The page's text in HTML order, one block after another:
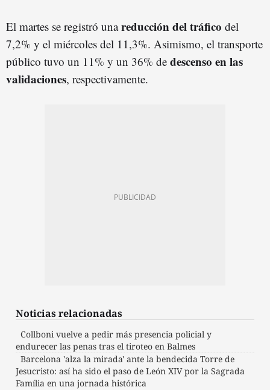
El martes se registró unareducción del tráfico del
7,2% y el miércoles del 11,3%. Asimismo, el transporte
público tuvo un 11% y un 36% de descenso en las
validaciones, respectivamente.
Noticias relacionadas
Collboni vuelve a pedir más presencia policial y
endurecer las penas tras el tiroteo en Balmes
Barcelona 'alza la mirada' ante la bendecida Torre de
Jesucristo: así ha sido el paso de León XIV por la Sagrada
Família en una jornada histórica